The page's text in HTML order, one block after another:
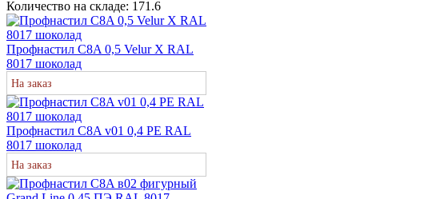
Количество на складе: 171.6
Профнастил C8A 0,5 Velur X RAL
8017 шоколад
На заказ
Профнастил С8A v01 0,4 PE RAL
8017 шоколад
На заказ